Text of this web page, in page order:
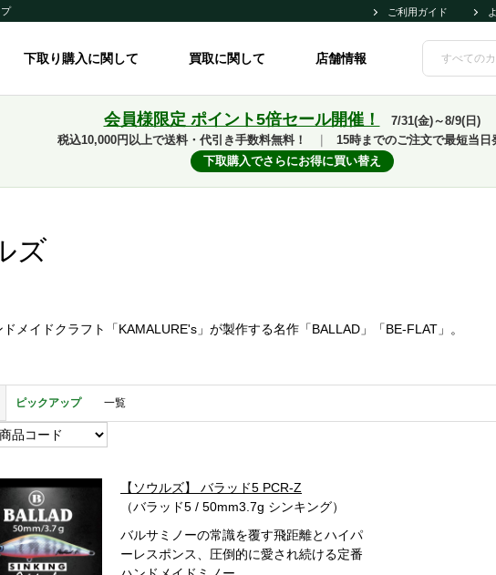
ご利用ガイド
下取り購入に関して 買取に関して 店舗情報
会員様限定 ポイント5倍セール開催！
7/31(金)～8/9(日)
税込10,000円以上で送料・代引き手数料無料！
15時までのご注文で最短当日
下取購入でさらにお得に買い替え
ズ
メイドクラフト「KAMALURE's」が製作する名作「BALLAD」「BE-FLAT」。
ピックアップ 一覧
【ソウルズ】 バラッド5 PCR-Z
（バラッド5 / 50mm3.7g シンキング）
バルサミノーの常識を覆す飛距離とハイパ
ーレスポンス、圧倒的に愛され続ける定番